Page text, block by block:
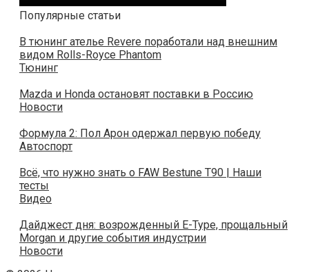
Популярные статьи
В тюнинг ателье Revere поработали над внешним
видом Rolls-Royce Phantom
Тюнинг
Mazda и Honda остановят поставки в Россию
Новости
Формула 2: Пол Арон одержал первую победу
Автоспорт
Всё, что нужно знать о FAW Bestune T90 | Наши
тесты
Видео
Дайджест дня: возрожденный E-Type, прощальный
Morgan и другие события индустрии
Новости